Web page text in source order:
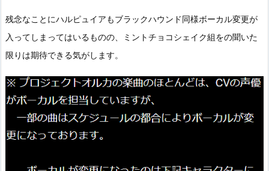
残念なことにハルピュイアもブラックハウンド同様ボーカル変更が
入ってしまってはいるものの、ミントチョコシェイク組をの聞いた
限りは期待できる気がします。